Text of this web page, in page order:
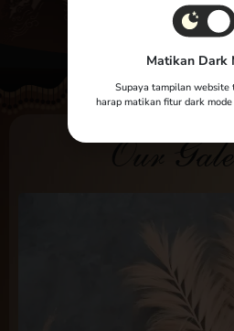
Our
Matikan Dark
Supaya tampilan website
harap matikan fitur dark mode